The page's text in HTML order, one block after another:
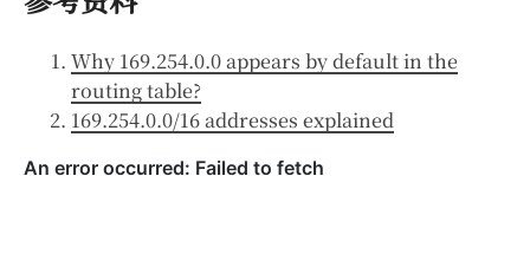
Why 169.254.0.0 appears by default in the
routing table?
169.254.0.0/16 addresses explained